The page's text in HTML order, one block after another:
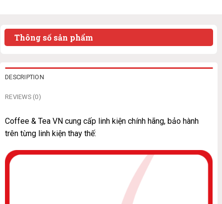
Thông số sản phẩm
DESCRIPTION
REVIEWS (0)
Coffee & Tea VN cung cấp linh kiện chính hãng, bảo hành
trên từng linh kiện thay thế: